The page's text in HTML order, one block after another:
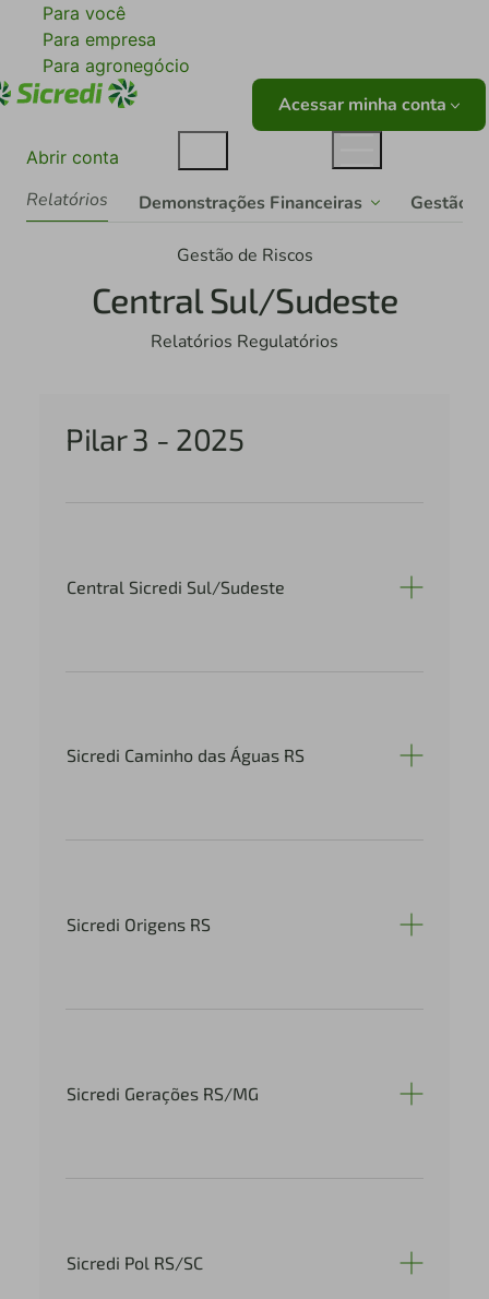
Para você
Para empresa
Para agronegócio
Acessar minha conta
Abrir conta
Relatórios Demonstrações Financeiras Gestão
Gestão de Riscos
Central Sul/Sudeste
Relatórios Regulatórios
Pilar 3 - 2025
Central Sicredi Sul/Sudeste
Sicredi Caminho das Águas RS
Sicredi Origens RS
Sicredi Gerações RS/MG
Sicredi Pol RS/SC